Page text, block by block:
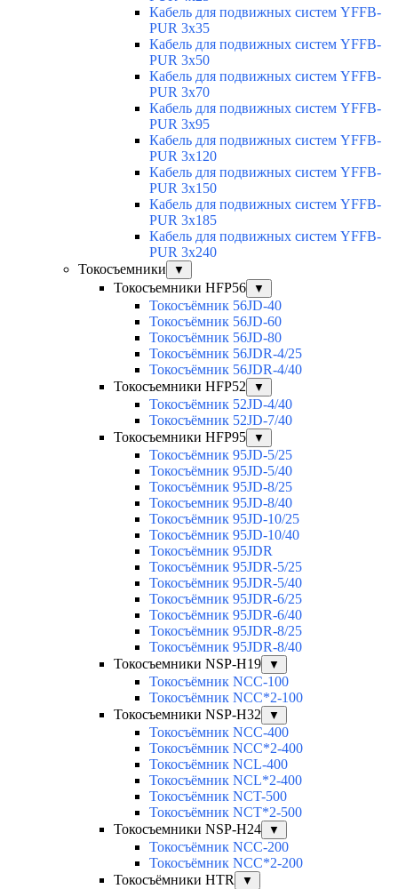
Кабель для подвижных систем YFFB-
PUR 3x35
Кабель для подвижных систем YFFB-
PUR 3x50
Кабель для подвижных систем YFFB-
PUR 3x70
Кабель для подвижных систем YFFB-
PUR 3x95
Кабель для подвижных систем YFFB-
PUR 3x120
Кабель для подвижных систем YFFB-
PUR 3x150
Кабель для подвижных систем YFFB-
PUR 3x185
Кабель для подвижных систем YFFB-
PUR 3x240
Токосъемники
▼
Токосъемники HFP56 ▼
Токосъёмник 56JD-40
Токосъёмник 56JD-60
Токосъёмник 56JD-80
Токосъёмник 56JDR-4/25
Токосъёмник 56JDR-4/40
Токосъемники HFP52
▼
Токосъёмник 52JD-4/40
Токосъёмник 52JD-7/40
Токосъемники HFP95
▼
Токосъёмник 95JD-5/25
Токосъёмник 95JD-5/40
Токосъёмник 95JD-8/25
Токосъемник 95JD-8/40
Токосъёмник 95JD-10/25
Токосъёмник 95JD-10/40
Токосъёмник 95JDR
Токосъёмник 95JDR-5/25
Токосъёмник 95JDR-5/40
Токосъёмник 95JDR-6/25
Токосъёмник 95JDR-6/40
Токосъёмник 95JDR-8/25
Токосъёмник 95JDR-8/40
Токосъемники NSP-H19
▼
Токосъёмник NCC-100
Токосъёмник NCC*2-100
Токосъемники NSP-H32
▼
Токосъёмник NCC-400
Токосъёмник NCC*2-400
Токосъёмник NCL-400
Токосъёмник NCL*2-400
Токосъёмник NCT-500
Токосъёмник NCT*2-500
Токосъемники NSP-H24
▼
Токосъёмник NCC-200
Токосъёмник NCC*2-200
Токосъёмники HTR
▼